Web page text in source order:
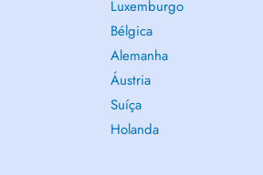
Luxemburgo
Bélgica
Alemanha
Áustria
Suíça
Holanda